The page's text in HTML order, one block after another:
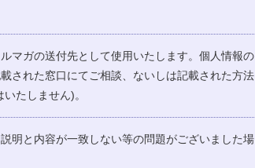
マガの送付先として使用いたします。個人情報の
された窓口にてご相談、ないしは記載された方法
たしません)。
明と内容が一致しない等の問題がございました場